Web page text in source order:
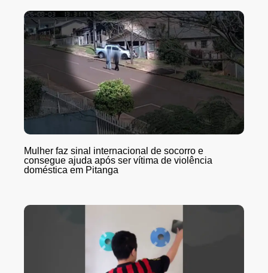
Mulher faz sinal internacional de socorro e
consegue ajuda após ser vítima de violência
doméstica em Pitanga